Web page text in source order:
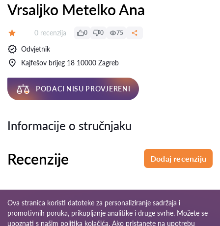
Vrsaljko Metelko Ana
Recenzija:
0 recenzija 0 0 75
Odvjetnik
Kajfešov brijeg 18 10000 Zagreb
PODACI NISU PROVJERENI
Informacije o stručnjaku
Recenzije Dodaj recenziju
Ova stranica koristi datoteke za personaliziranje sadržaja i
promotivnih poruka, prikupljanje analitike i druge svrhe. Možete se
upoznati s našim politika kolačića. Ako pristanete na upotrebu